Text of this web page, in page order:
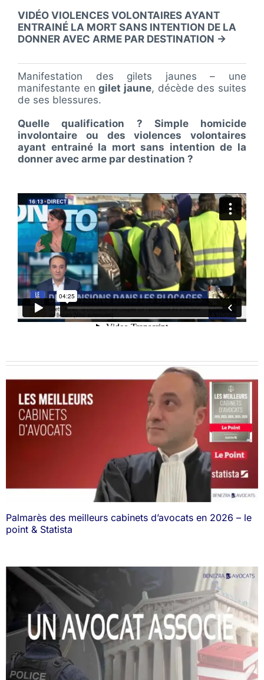
VIDÉO VIOLENCES VOLONTAIRES AYANT
ENTRAINÉ LA MORT SANS INTENTION DE LA
DONNER AVEC ARME PAR DESTINATION →
Manifestation des gilets jaunes – une
manifestante engilet jaune, décède des suites
de ses blessures.
Quelle qualification ? Simple homicide
involontaire ou des violences volontaires
ayant entrainé la mort sans intention de la
donner avec arme par destination ?
Palmarès des meilleurs cabinets d’avocats en 2026 – le
point & Statista